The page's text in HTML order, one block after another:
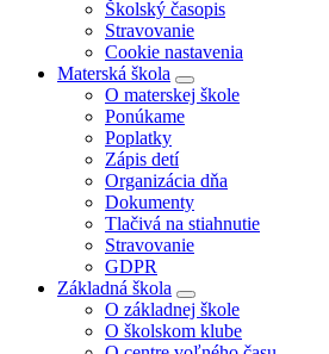
Školský časopis
Stravovanie
Cookie nastavenia
Materská škola
O materskej škole
Ponúkame
Poplatky
Zápis detí
Organizácia dňa
Dokumenty
Tlačivá na stiahnutie
Stravovanie
GDPR
Základná škola
O základnej škole
O školskom klube